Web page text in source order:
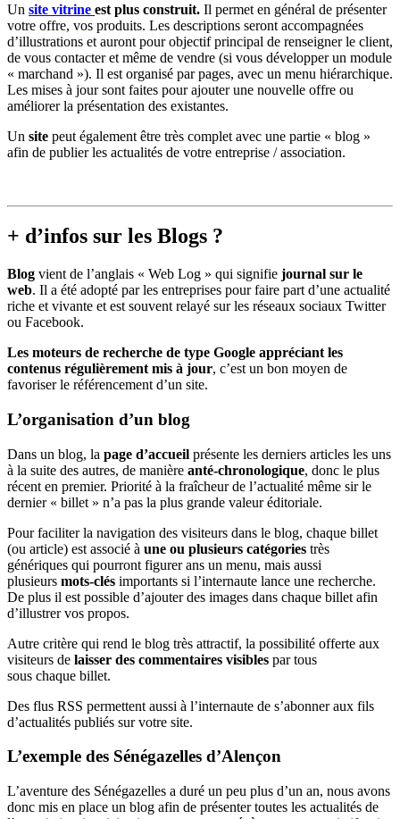
Un site vitrine est plus construit. Il permet en général de présenter
votre offre, vos produits. Les descriptions seront accompagnées
d’illustrations et auront pour objectif principal de renseigner le client,
de vous contacter et même de vendre (si vous développer un module
« marchand »). Il est organisé par pages, avec un menu hiérarchique.
Les mises à joursont faites pour ajouter une nouvelle offre ou
améliorer la présentation des existantes.
Un site peut également être très complet avec une partie « blog »
afin de publier les actualités de votre entreprise / association.
+ d’infos sur les Blogs ?
Blog vient de l’anglais « Web Log » qui signifie journal sur le
web. Il a été adopté par les entreprises pour faire part d’une actualité
riche et vivante et est souvent relayé sur les réseaux sociaux Twitter
ou Facebook.
Les moteurs de recherche de type Google appréciant les
contenus régulièrement mis à jour, c’est un bon moyen de
favoriser le référencement d’un site.
L’organisation d’un blog
Dans un blog, la page d’accueil présente les derniers articles les uns
à la suite des autres, de manière anté-chronologique, donc le plus
récent en premier. Priorité à la fraîcheur de l’actualité même sir le
dernier « billet » n’a pas la plus grande valeur éditoriale.
Pour faciliter la navigation des visiteurs dans le blog, chaque billet
(ou article) est associé à une ou plusieurs catégories très
génériques qui pourront figurer ans un menu, mais aussi
plusieurs mots-clés importants si l’internaute lance une recherche.
De plus il est possible d’ajouter des images dans chaque billet afin
d’illustrer vos propos.
Autre critère qui rend le blog très attractif, la possibilité offerte aux
visiteurs de laisser des commentaires visibles par tous
sous chaque billet.
Des flus RSS permettent aussi à l’internaute de s’abonner aux fils
d’actualités publiés sur votre site.
L’exemple des Sénégazelles d’Alençon
L’aventure des Sénégazelles a duré un peu plus d’un an, nous avons
donc mis en place un blog afin de présenter toutes les actualités de